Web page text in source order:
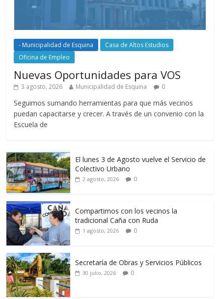
- Municipalidad de Esquina
Casa de Altos Estudios
Oficina de Empleo
Nuevas Oportunidades para VOS
3 agosto, 2026 Municipalidad de Esquina 0
Seguimos sumando herramientas para que más vecinos
puedan capacitarse y crecer. A través de un convenio con la
Escuela de
El lunes 3 de Agosto vuelve el Servicio de
Colectivo Urbano
2 agosto, 2026 0
Compartimos con los vecinos la
tradicional Caña con Ruda
1 agosto, 2026 0
Secretaría de Obras y Servicios Públicos
30 julio, 2026 0